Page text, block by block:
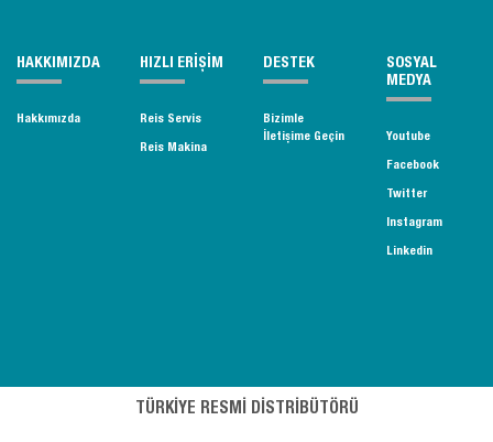
HAKKIMIZDA
Hakkımızda
HIZLI ERİŞİM
Reis Servis
Reis Makina
DESTEK
Bizimle
İletişime Geçin
SOSYAL
MEDYA
Youtube
Facebook
Twitter
Instagram
Linkedin
TÜRKİYE RESMİ DİSTRİBÜTÖRÜ